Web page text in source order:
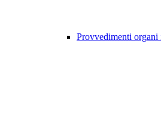
Provvedimenti